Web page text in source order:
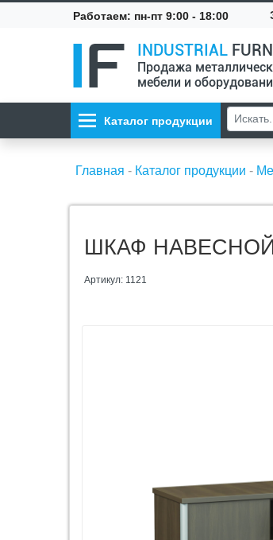
Работаем: пн-пт 9:00 - 18:00
INDUSTRIAL
Продажа
мебели и
Каталог продукции
Главная - Каталог продукции -
ШКАФ НАВЕСНОЙ
Артикул: 1121